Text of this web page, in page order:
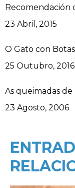
Recomendación
Data
23 Abril, 2015
O Gato con
Data
25 Outubro, 2016
As queimadas de
Data
23 Agosto, 2006